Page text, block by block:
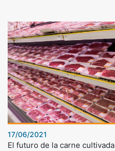
17/06/2021
El futuro de la carne cultivada